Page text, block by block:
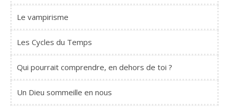
Le vampirisme
Les Cycles du Temps
Qui pourrait comprendre, en dehors de toi ?
Un Dieu sommeille en nous